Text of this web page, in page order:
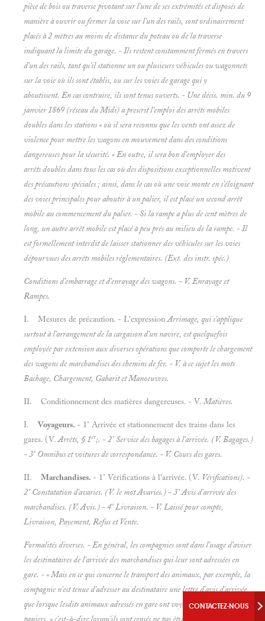
pièce de bois ou traverse pivotant sur l'une de ses extrémités et disposés de
manière à ouvrir ou fermer la voie sur l'un des rails, sont ordinairement
placés à 2 mètres au moins de distance du poteau ou de la traverse
indiquant la limite du garage. - Ils restent constamment fermés en travers
d'un des rails, tant qu'il stationne un ou plusieurs véhicules ou wagonnets
sur la voie où ils sont établis, ou sur les voies de garage qui y
aboutissent. En cas contraire, ils sont tenus ouverts. - Une décis. min. du 9
janvier 1869 (réseau du Midi) a prescrit l'emploi des arrêts mobiles
doubles dans les stations « où il sera reconnu que les vents ont assez de
violence pour mettre les wagons en mouvement dans des conditions
dangereuses pour la sécurité. » En outre, il sera bon d'employer des
arrêtsdoubles dans tous les cas où des dispositions exceptionnelles motivent
des précautions spéciales ; ainsi, dans le cas où une voie monte en s'éloignant
des voies principales pour aboutir à un palier, il est placé un second arrêt
mobile au commencement du palier. - Sila rampe a plus de cent mètres de
long, un autre arrêt mobile est placé à peu prés au milieu de la rampe. - Il
est formellement interdit de laisser stationner des véhicules sur les voies
dépourvues des arrêts mobiles réglementaires. (Ext. des instr. spéc.)
Conditions d'embarrage et d'enrayage des wagons. - V.Enrayage et
Rampes.
I. Mesures de précaution. - L'expressionArrimage, qui s'applique
surtout à l'arrangement de la cargaison d'un navire, est quelquefois
employée par extension aux diverses opérations que comporte le chargement
des wagons de marchandises des chemins de fer. - V. à ce sujet les mots
Bachage, Chargement, Gabarit etManoeuvres.
II. Conditionnement des matières dangereuses. - V. Matières.
I. Voyageurs. - 1° Arrivée et stationnement des trains dans les
gares. (V.Arrêts, § 1er;. - 2° Service des bagages à l'arrivée. (V.Bagages.)
- 3° Omnibus et voitures de correspondance. - V. Cours des gares.
II. Marchandises. - 1° Vérifications à l'arrivée. (V. Vérifications). -
2° Constatation d'avaries. (V. le motAvaries.) - 3° Avis d'arrivée des
marchandises. (V.Avis.) - 4° Livraison. - V.Laissé pour compte,
Livraison, Payement, Refus et Vente.
Formalités diverses. - En général, les compagnies sont dans l'usage d'aviser
les destinataires de l'arrivée des marchandises qui leur sont adresséesen
gare. - « Mais en ce qui concerne le transport desanimaux, par exemple, la
compagnie n'est tenue d'adresser au destinataire une lettre d'avis d'arrivée
que lorsque lesdits animauxadressés en gare ont voyagé en cages ou en
paniers, » c'est-à-dire lorsqu'ils sont censés ne pas être
CONTACTEZ-NOUS